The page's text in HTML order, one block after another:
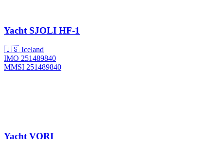
Yacht SJOLI HF-1
🇮🇸 Iceland
IMO 251489840
MMSI 251489840
YachtVORI